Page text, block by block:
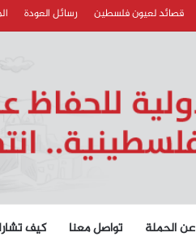
قصائد لعيون فلسطين رسائل العودة
عن الحملة تواصل معنا كيف